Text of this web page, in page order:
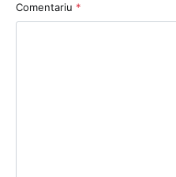
Comentariu *